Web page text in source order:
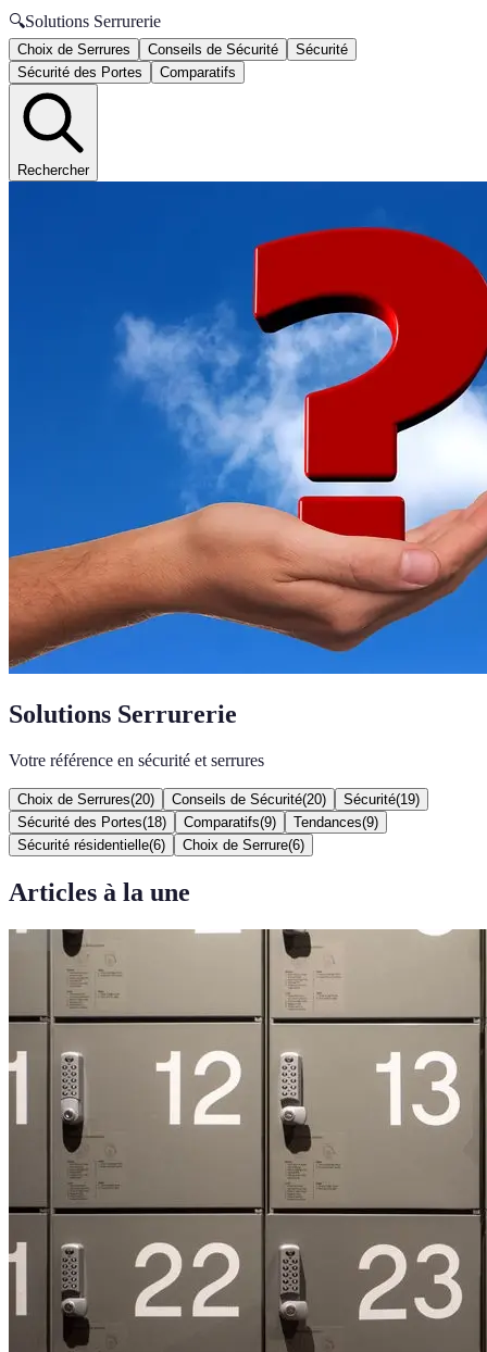
🔍Solutions Serrurerie
Choix de Serrures Conseils de Sécurité
Sécurité
Sécurité des Portes
Comparatifs
Rechercher
Solutions Serrurerie
Votre référence en sécurité et serrures
Choix de Serrures(20) Conseils de Sécurité(20) Sécurité(19)
Sécurité des Portes(18) Comparatifs(9) Tendances(9)
Sécurité résidentielle(6) Choix de Serrure(6)
Articles à la une